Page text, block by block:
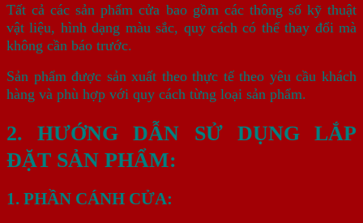
Tất cả các sản phẩm cửa bao gồm các thông số kỹ thuật
vật liệu, hình dạng màu sắc, quy cách có thể thay đổi mà
không cần báo trước.
Sản phẩm được sản xuất theo thực tế theo yêu cầu khách
hàng và phù hợp với quy cách từng loại sản phẩm.
2. HƯỚNG DẪN SỬ DỤNG LẮP
ĐẶT SẢN PHẨM:
1. PHẦN CÁNH CỬA: